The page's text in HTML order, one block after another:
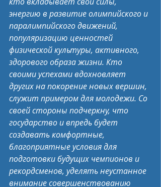
энергию в развитие олимпийского и
паралимпийского движений,
популяризацию ценностей
физической культуры, активного,
здорового образа жизни. Кто
своими успехами вдохновляет
других на покорение новых вершин,
служит примером для молодежи. Со
своей стороны подчеркну, что
государство и впредь будет
создавать комфортные,
благоприятные условия для
подготовки будущих чемпионов и
рекордсменов, уделять неустанное
внимание совершенствованию